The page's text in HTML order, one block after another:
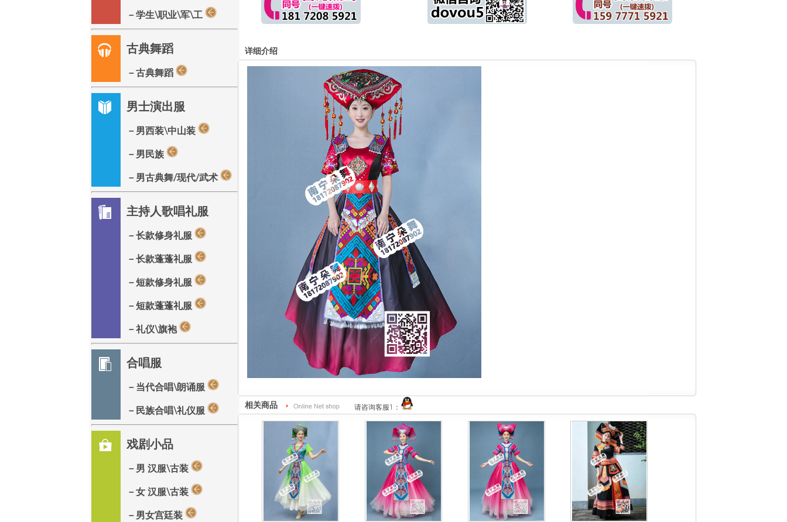
－学生\职业\军\工
古典舞蹈
－古典舞蹈
男士演出服
－男西装\中山装
－男民族
－男古典舞/现代/武术
主持人歌唱礼服
－长款修身礼服
－长款蓬蓬礼服
－短款修身礼服
－短款蓬蓬礼服
－礼仪\旗袍
合唱服
－当代合唱\朗诵服
－民族合唱\礼仪服
戏剧小品
－男 汉服\古装
－女 汉服\古装
－男女宫廷装
详细介绍
相关商品 请咨询客服1：